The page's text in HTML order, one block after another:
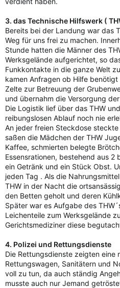
3. das Technische Hilfswerk (
Bereits bei der Landung war das
Weg für uns frei zu machen.
Stunde hatten die Männer des
Werksgelände aufgerichtet, so
Funkkontakte in die ganze Welt
kamen Anfragen ob Hilfe
Zelte zur Betreuung der
und übernahm die Versorgung
Die Logistik lief über das THW
reibungslosen Ablauf noch nie
An jeder freien Steckdose
saßen die Mädchen der THW
Kaffee, schmierten belegte
Essensrationen, bestehend aus 2
ein Getränk und ein Stück Obst.
jeden Tag . Als die
THW in der Nacht die
den Betten geholt und deren
Später war es Aufgabe des
Leichenteile zum Werksgelände
Gerichtsmediziner diese
4. Polizei und Rettungsdienste
Die Rettungsdienste zeigten eine
Rettungswagen, Sanitätern und
voll zu tun, da auch ständig
musste auch nur Jemand